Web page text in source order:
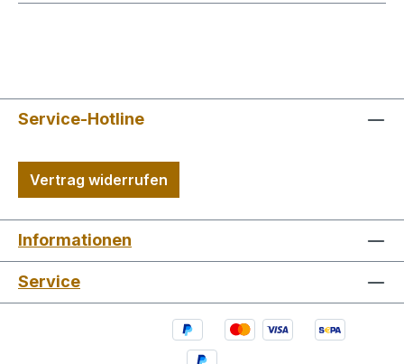
Service-Hotline
Vertrag widerrufen
Informationen
Service